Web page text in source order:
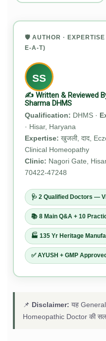
🛡️ AUTHOR ·
E-A-T)
SS
✍️ Written & Reviewed
Sharma DHMS
Qualification: DHMS ·
· Hisar, Haryana
Expertise: खुजली, दाद,
Clinical Homeopathy
Clinic: Nagori Gate,
70422-47248
🩺 2 Qualified Doctors —
📚 8 Main Q&A + 10
🏭 135 Yr Heritage
✅ AYUSH + GMP Approved
📌 Disclaimer: यह
Homeopathic Doctor की